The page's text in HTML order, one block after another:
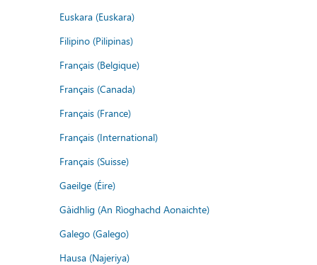
Euskara (Euskara)
Filipino (Pilipinas)
Français (Belgique)
Français (Canada)
Français (France)
Français (International)
Français (Suisse)
Gaeilge (Éire)
Gàidhlig (An Rìoghachd Aonaichte)
Galego (Galego)
Hausa (Najeriya)